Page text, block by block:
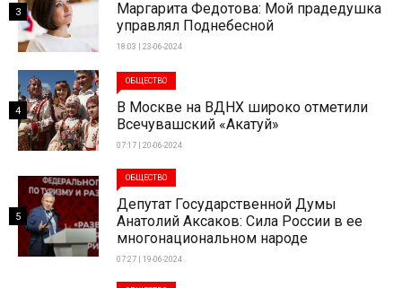
Маргарита Федотова: Мой прадедушка
управлял Поднебесной
18:03 | 23-06-2024
3
ОБЩЕСТВО
В Москве на ВДНХ широко отметили
Всечувашский «Акатуй»
07:17 | 20-06-2024
4
ОБЩЕСТВО
Депутат Государственной Думы
Анатолий Аксаков: Сила России в ее
многонациональном народе
07:27 | 19-06-2024
5